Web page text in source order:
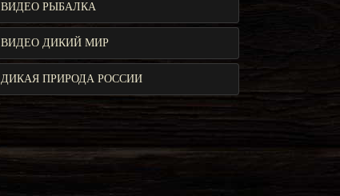
ВИДЕО РЫБАЛКА
ВИДЕО ДИКИЙ МИР
ДИКАЯ ПРИРОДА РОССИИ